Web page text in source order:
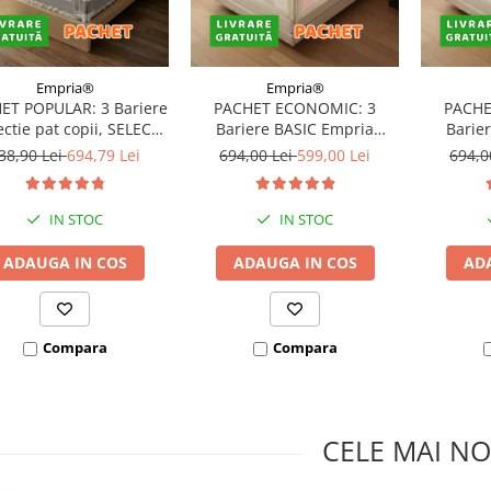
Empria®
POPULAR: 3 Bariere
pat copii, SELECT,
160x200 cm
Lei694,79 Lei
IN STOC
ADAUGA IN COS
Compara
Empria®
PACHET ECONOMIC: 3
Bariere BASIC Empria
protectie pat 160X200 cm +
694,00 Lei599,00 Lei
IN STOC
ADAUGA IN COS
Compara
CELE MAI